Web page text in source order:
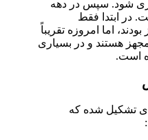
شود. سپس در دهه
در ابتدا فقط
اما امروزه تقریباً
هستند و در بسیاری
است.
تشکیل شده که
: